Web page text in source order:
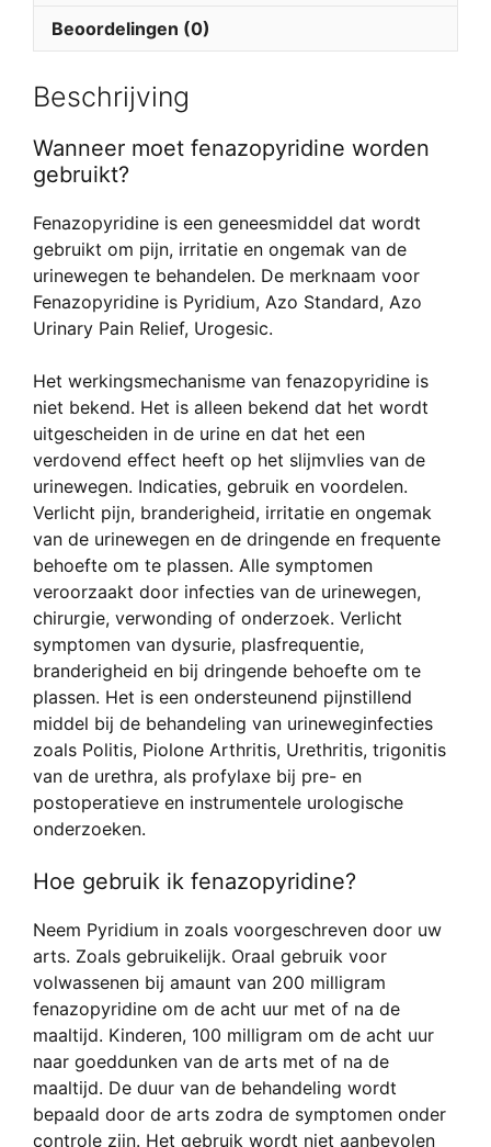
Beoordelingen (0)
Beschrijving
Wanneer moet fenazopyridine worden
gebruikt?
Fenazopyridine is een geneesmiddel dat wordt
gebruikt om pijn, irritatie en ongemak van de
urinewegen te behandelen. De merknaam voor
Fenazopyridine is Pyridium, Azo Standard, Azo
Urinary Pain Relief, Urogesic.
Het werkingsmechanisme van fenazopyridine is
niet bekend. Het is alleen bekend dat het wordt
uitgescheiden in de urine en dat het een
verdovend effect heeft op het slijmvlies van de
urinewegen. Indicaties, gebruik en voordelen.
Verlicht pijn, branderigheid, irritatie en ongemak
van de urinewegen en de dringende en frequente
behoefte om te plassen. Alle symptomen
veroorzaakt door infecties van de urinewegen,
chirurgie, verwonding of onderzoek. Verlicht
symptomen van dysurie, plasfrequentie,
branderigheid en bij dringende behoefte om te
plassen. Het is een ondersteunend pijnstillend
middel bij de behandeling van urineweginfecties
zoals Politis, Piolone Arthritis, Urethritis, trigonitis
van de urethra, als profylaxe bij pre- en
postoperatieve en instrumentele urologische
onderzoeken.
Hoe gebruik ik fenazopyridine?
Neem Pyridium in zoals voorgeschreven door uw
arts. Zoals gebruikelijk. Oraal gebruik voor
volwassenen bij amaunt van 200 milligram
fenazopyridine om de acht uur met of na de
maaltijd. Kinderen, 100 milligram om de acht uur
naar goeddunken van de arts met of na de
maaltijd. De duur van de behandeling wordt
bepaald door de arts zodra de symptomen onder
controle zijn. Het gebruik wordt niet aanbevolen